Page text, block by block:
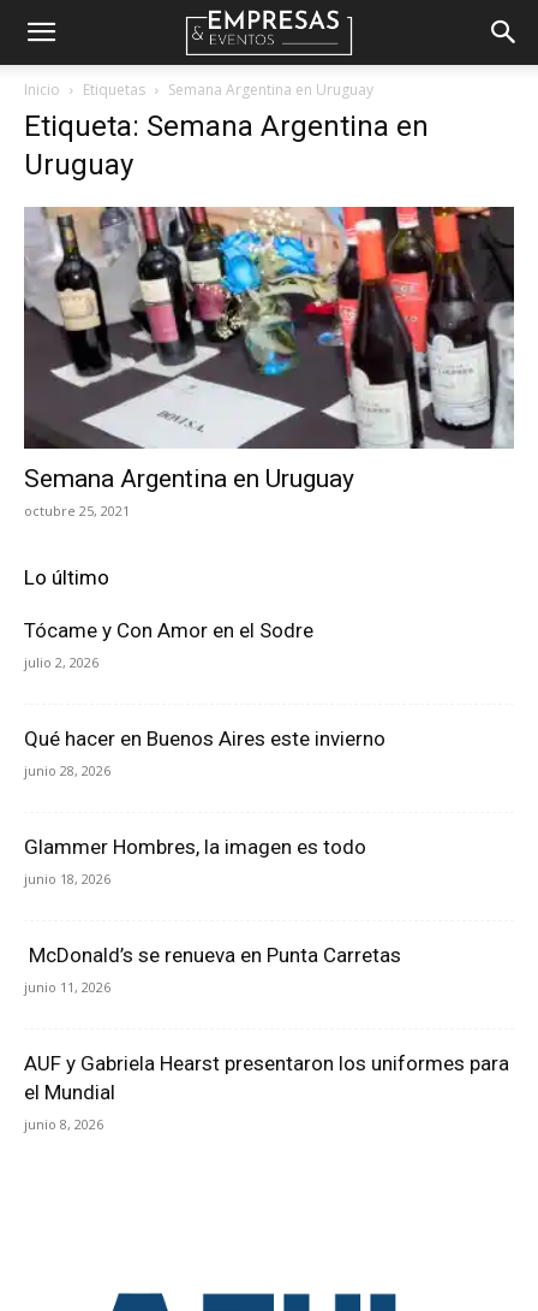
Empresas
Eventos
Inicio Etiquetas Semana Argentina en Uruguay
Etiqueta: Semana Argentina en
Uruguay
Semana Argentina en Uruguay
octubre 25, 2021
Lo último
Tócame y Con Amor en el Sodre
julio 2, 2026
Qué hacer en Buenos Aires este invierno
junio 28, 2026
Glammer Hombres, la imagen es todo
junio 18, 2026
McDonald’s se renueva en Punta Carretas
junio 11, 2026
AUF y Gabriela Hearst presentaron los uniformes para
el Mundial
junio 8, 2026